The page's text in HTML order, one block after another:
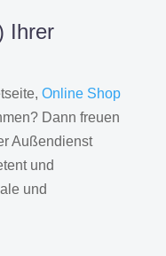
Ihrer
Online Shop
Dann freuen
Außendienst
und
und